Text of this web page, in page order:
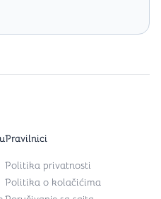
Pravilnici
Politika privatnosti
Politika o kolačićima